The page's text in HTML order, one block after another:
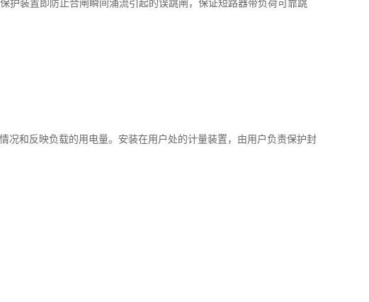
装置即防止合闸瞬间涌流引起的误跳闸，保证短路器带负荷可靠跳
况和反映负载的用电量。安装在用户处的计量装置，由用户负责保护封